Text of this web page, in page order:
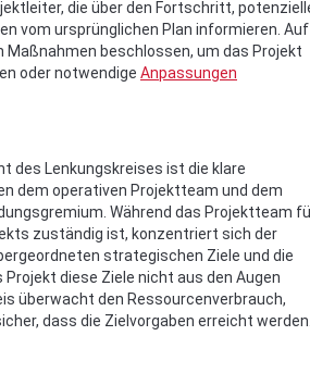
die über den Fortschritt,
vom ursprünglichen Plan informieren. Auf
Maßnahmen beschlossen, um das Projekt
oder notwendige Anpassungen
des Lenkungskreises ist die klare
dem operativen Projektteam und dem
Während das Projektteam
zuständig ist, konzentriert sich der
strategischen Ziele und die
diese Ziele nicht aus den Augen
überwacht den Ressourcenverbrauch,
dass die Zielvorgaben erreicht